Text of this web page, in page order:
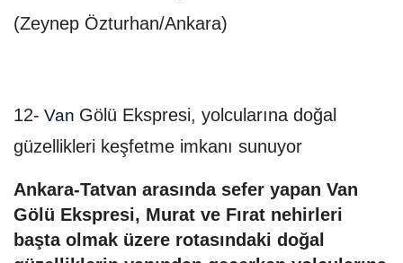
(Zeynep Özturhan/Ankara)
12- Van Gölü Ekspresi, yolcularına doğal
güzellikleri keşfetme imkanı sunuyor
Ankara-Tatvan arasında sefer yapan Van
Gölü Ekspresi, Murat ve Fırat nehirleri
başta olmak üzere rotasındaki doğal